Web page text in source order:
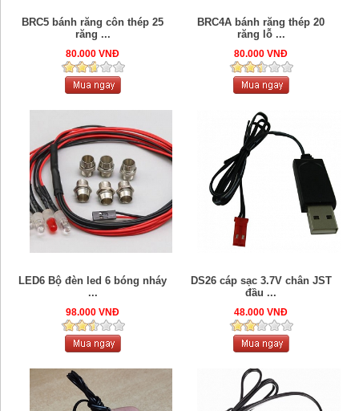
BRC5 bánh răng côn thép 25
răng ...
80.000 VNĐ
BRC4A bánh răng thép 20
răng lỗ ...
80.000 VNĐ
LED6 Bộ đèn led 6 bóng nháy
...
98.000 VNĐ
DS26 cáp sạc 3.7V chân JST
đầu ...
48.000 VNĐ